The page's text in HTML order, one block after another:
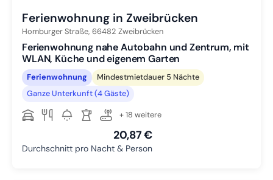
Ferienwohnung in Zweibrücken
Homburger Straße, 66482 Zweibrücken
Ferienwohnung nahe Autobahn und Zentrum, mit
WLAN, Küche und eigenem Garten
Ferienwohnung
Mindestmietdauer 5 Nächte
Ganze Unterkunft (4 Gäste)
+ 18 weitere
20,87 €
Durchschnitt pro Nacht & Person